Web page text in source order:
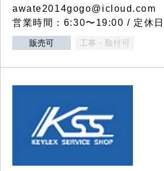
awate2014gogo@icloud.com
営業時間：6:30〜19:00 / 定休
販売可 工事・取付可